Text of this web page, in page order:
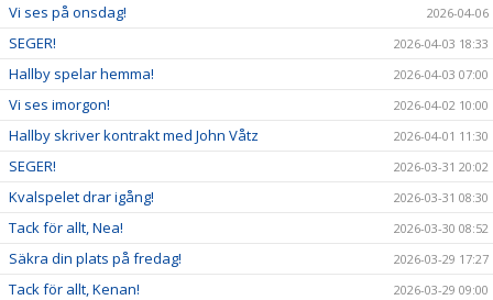
Vi ses på onsdag! 2026-04-06
SEGER! 2026-04-03 18:33
Hallby spelar hemma! 2026-04-03 07:00
Vi ses imorgon! 2026-04-02 10:00
Hallby skriver kontrakt med John Våtz 2026-04-01 11:30
SEGER! 2026-03-31 20:02
Kvalspelet drar igång! 2026-03-31 08:30
Tack för allt, Nea! 2026-03-30 08:52
Säkra din plats på fredag! 2026-03-29 17:27
Tack för allt, Kenan! 2026-03-29 09:00